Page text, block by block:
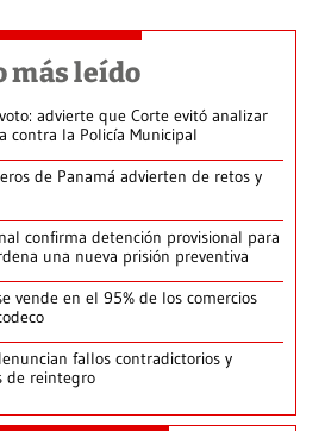
más leído
advierte que Corte evitó analizar
contra la Policía Municipal
de Panamá advierten de retos y
confirma detención provisional para
una nueva prisión preventiva
vende en el 95% de los comercios
fallos contradictorios y
de reintegro